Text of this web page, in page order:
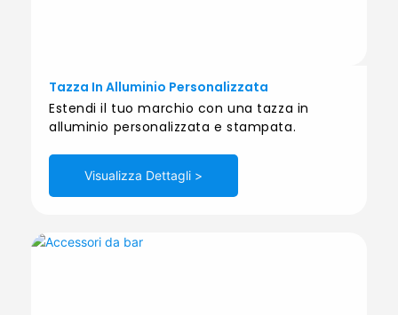
Tazza In Alluminio Personalizzata
Estendi il tuo marchio con una tazza in
alluminio personalizzata e stampata.
Visualizza Dettagli >